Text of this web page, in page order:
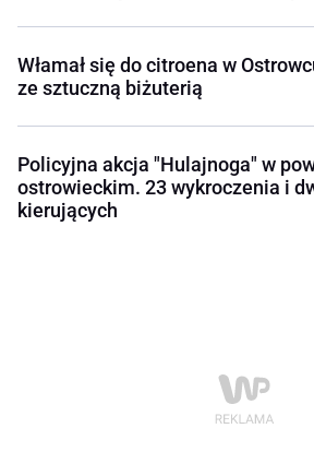
Włamał się do citroena w
ze sztuczną biżuterią
Policyjna akcja "Hulajnoga" w
ostrowieckim. 23 wykroczenia i
kierujących